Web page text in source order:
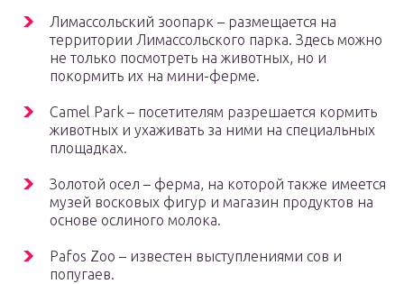
Лимассольский зоопарк – размещается на
территории Лимассольского парка. Здесь можно
не только посмотреть на животных, но и
покормить их на мини-ферме.
Camel Park – посетителям разрешается кормить
животных и ухаживать за ними на специальных
площадках.
Золотой осел – ферма, на которой также имеется
музей восковых фигур и магазин продуктов на
основе ослиного молока.
Pafos Zoo – известен выступлениями сов и
попугаев.